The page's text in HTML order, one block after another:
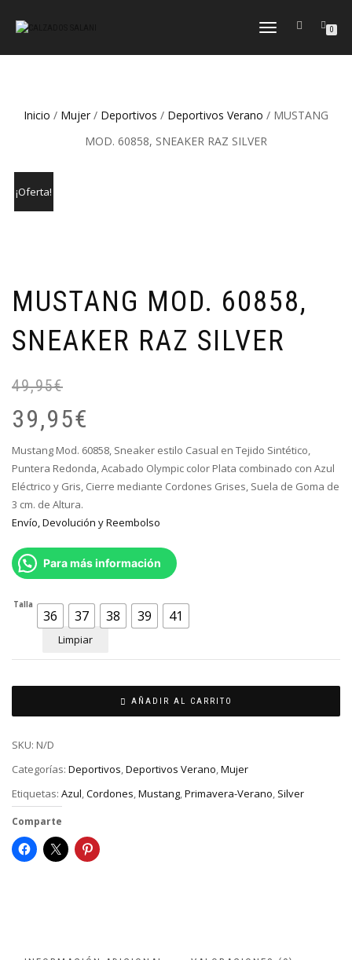
CAMBIAR
0
Inicio / Mujer / Deportivos / Deportivos Verano / MUSTANG
MOD. 60858, SNEAKER RAZ SILVER
¡Oferta!
MUSTANG MOD. 60858,
SNEAKER RAZ SILVER
49,95€
39,95€
Mustang Mod. 60858, Sneaker estilo Casual en Tejido Sintético,
Puntera Redonda, Acabado Olympic color Plata combinado con Azul
Eléctrico y Gris, Cierre mediante Cordones Grises, Suela de Goma de
3 cm. de Altura.
Envío, Devolución y Reembolso
Para más información
Talla
36 37 38 39 41
Limpiar
AÑADIR AL CARRITO
SKU: N/D
Categorías: Deportivos,Deportivos Verano,Mujer
Etiquetas: Azul,Cordones,Mustang,Primavera-Verano, Silver
Comparte